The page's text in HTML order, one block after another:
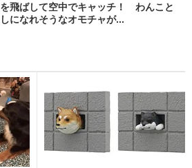
飛ばして空中でキャッチ！ わんこと
になれそうなオモチャが...